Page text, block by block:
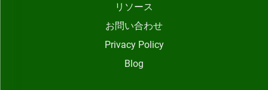
リソース
お問い合わせ
Privacy Policy
Blog